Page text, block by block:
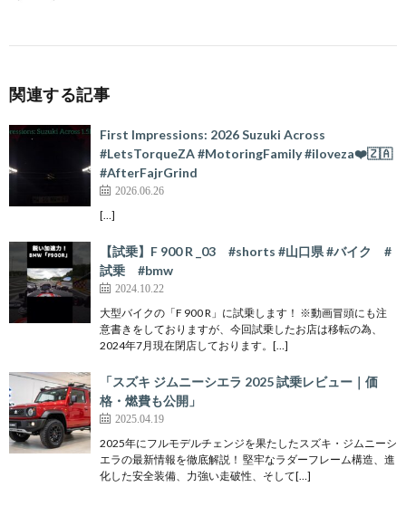
関連する記事
First Impressions: 2026 Suzuki Across
#LetsTorqueZA #MotoringFamily #iloveza❤️🇿🇦
#AfterFajrGrind
2026.06.26
[…]
【試乗】F 900 R _03 #shorts #山口県 #バイク #
試乗 #bmw
2024.10.22
大型バイクの「F 900 R」に試乗します！ ※動画冒頭にも注
意書きをしておりますが、今回試乗したお店は移転の為、
2024年7月現在閉店しております。[…]
「スズキ ジムニーシエラ 2025 試乗レビュー｜価
格・燃費も公開」
2025.04.19
2025年にフルモデルチェンジを果たしたスズキ・ジムニーシ
エラの最新情報を徹底解説！ 堅牢なラダーフレーム構造、進
化した安全装備、力強い走破性、そして[…]